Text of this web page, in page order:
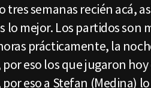
semanas recién acá,
lo mejor. Los partidos son
prácticamente, la
eso los que jugaron
eso a Stefan (Medina) lo